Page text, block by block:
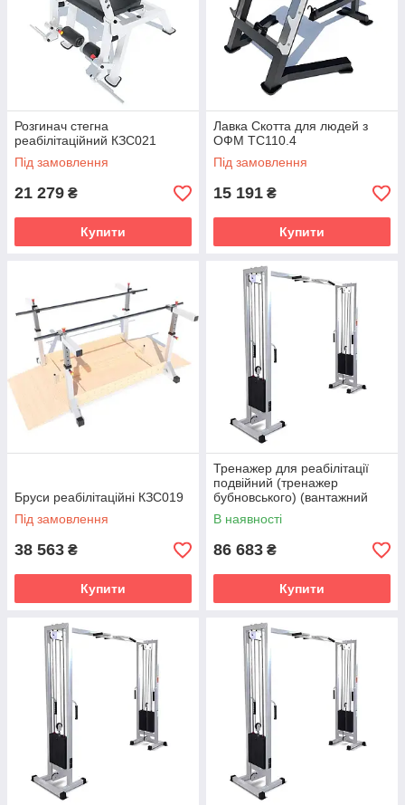
Розгинач стегна
реабілітаційний КЗС021
Під замовлення
21 279 ₴
Купити
Лавка Скотта для людей з
ОФМ TC110.4
Під замовлення
15 191 ₴
Купити
Бруси реабілітаційні КЗС019
Під замовлення
38 563 ₴
Купити
Тренажер для реабілітації
подвійний (тренажер
бубновського) (вантажний
блок - 105 кг)
В наявності
86 683 ₴
Купити